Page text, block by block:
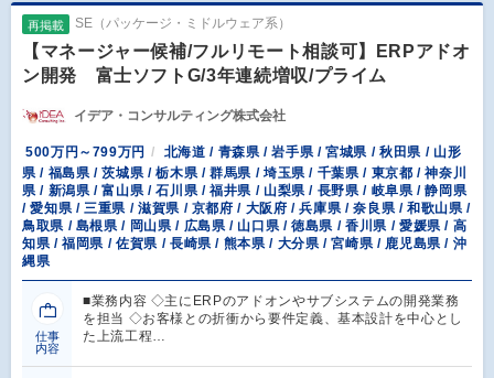
再掲載 SE（パッケージ・ミドルウェア系）
【マネージャー候補/フルリモート相談可】ERPアドオ
ン開発 富士ソフトG/3年連続増収/プライム
イデア・コンサルティング株式会社
500万円～799万円
北海道 / 青森県 / 岩手県 / 宮城県 / 秋田県 / 山形
県 / 福島県 / 茨城県 / 栃木県 / 群馬県 / 埼玉県 / 千葉県 / 東京都 / 神奈川
県 / 新潟県 / 富山県 / 石川県 / 福井県 / 山梨県 / 長野県 / 岐阜県 / 静岡県
/ 愛知県 / 三重県 / 滋賀県 / 京都府 / 大阪府 / 兵庫県 / 奈良県 / 和歌山県 /
鳥取県 / 島根県 / 岡山県 / 広島県 / 山口県 / 徳島県 / 香川県 / 愛媛県 / 高
知県 / 福岡県 / 佐賀県 / 長崎県 / 熊本県 / 大分県 / 宮崎県 / 鹿児島県 / 沖
縄県
仕事
内容
■業務内容 ◇主にERPのアドオンやサブシステムの開発業務
を担当 ◇お客様との折衝から要件定義、基本設計を中心とし
た上流工程…